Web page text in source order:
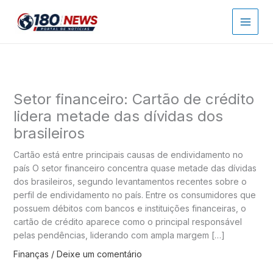
para
Setor financeiro: Cartão de crédito
lidera metade das dívidas dos
brasileiros
Cartão está entre principais causas de endividamento no
país O setor financeiro concentra quase metade das dívidas
dos brasileiros, segundo levantamentos recentes sobre o
perfil de endividamento no país. Entre os consumidores que
possuem débitos com bancos e instituições financeiras, o
cartão de crédito aparece como o principal responsável
pelas pendências, liderando com ampla margem […]
Finanças / Deixe um comentário